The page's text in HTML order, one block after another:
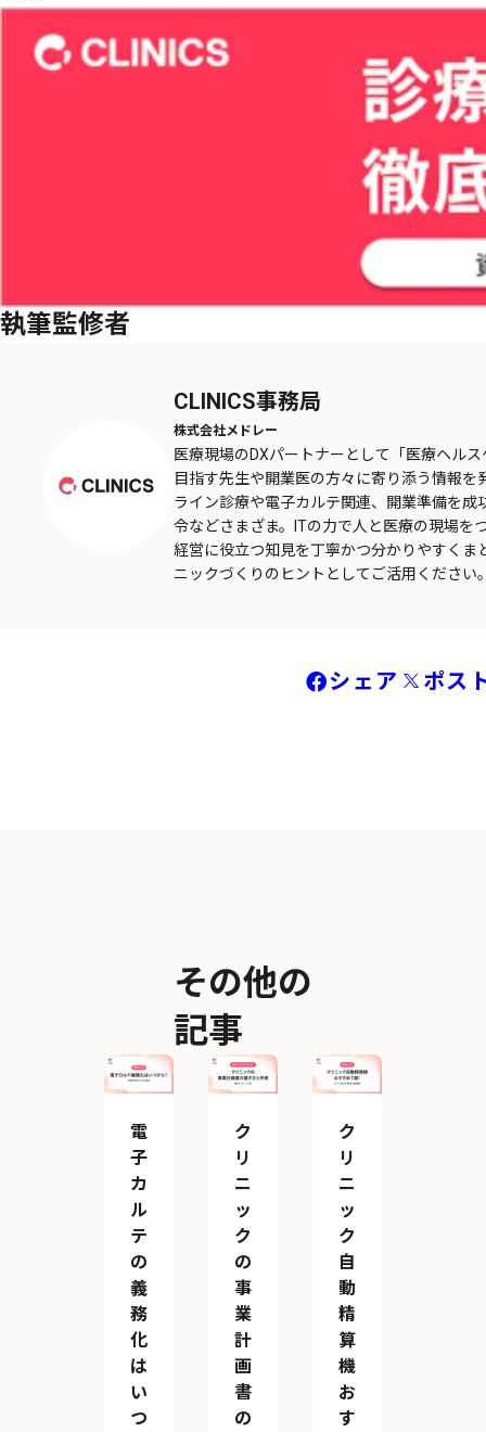
執筆監修者
CLINICS事務局
株式会社メドレー
医療現場のDXパートナーとして「医療ヘル
目指す先生や開業医の方々に寄り添う情報
ライン診療や電子カルテ関連、開業準備を
令などさまざま。ITの力で人と医療の現場を
経営に役立つ知見を丁寧かつ分かりやすくま
ニックづくりのヒントとしてご活用ください
シェア ポス
その他の
記事
電
子
カ
ル
テ
の
義
務
化
は
い
つ
ク
リ
ニ
ッ
ク
の
事
業
計
画
書
の
ク
リ
ニ
ッ
ク
自
動
精
算
機
お
す